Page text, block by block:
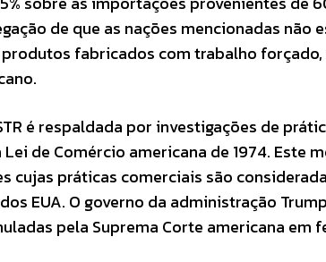
de que as nações mencionadas
fabricados com trabalho forçado,
é respaldada por investigações de
Lei de Comércio americana de 1974.
cujas práticas comerciais são
EUA. O governo da administração
pela Suprema Corte americana em